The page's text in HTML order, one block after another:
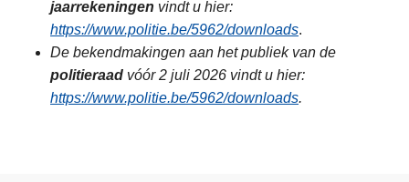
jaarrekeningen vindt u hier:
https://www.politie.be/5962/downloads.
De bekendmakingen aan het publiek van de
politieraad vóór 2 juli 2026 vindt u hier:
https://www.politie.be/5962/downloads.